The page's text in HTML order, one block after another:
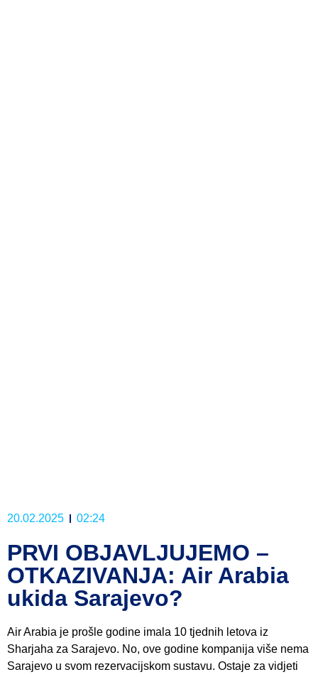
20.02.2025 02:24
PRVI OBJAVLJUJEMO –
OTKAZIVANJA: Air Arabia
ukida Sarajevo?
Air Arabia je prošle godine imala 10 tjednih letova iz
Sharjaha za Sarajevo. No, ove godine kompanija više nema
Sarajevo u svom rezervacijskom sustavu. Ostaje za vidjeti